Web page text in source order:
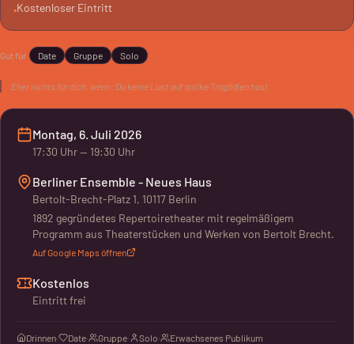
Verantwortung, Ohnmacht und die Schwierigkeit, miteinander
•Kostenloser Eintritt
Gut für Date Gruppe Solo
Eher nichts für dich, wenn: Du keine Lust auf antike Tragödien hast.
Montag, 6. Juli 2026
17:30 Uhr— 19:30 Uhr
Berliner Ensemble - Neues Haus
Bertolt-Brecht-Platz 1, 10117 Berlin
1892 gegründetes Repertoiretheater mit regelmäßigem
Programm aus Theaterstücken und Werken von Bertolt Brecht.
Auf Google Maps öffnen
Kostenlos
Eintritt frei
Drinnen· Date· Gruppe· Solo· Erwachsenes Publikum